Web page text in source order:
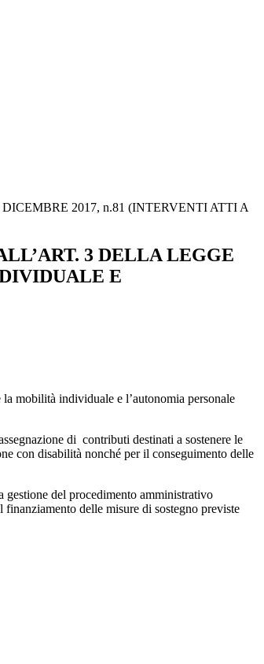
2017, n.81 (INTERVENTI ATTI A
3 DELLA LEGGE
E
mobilità individuale e l’autonomia personale
di contributi destinati a sostenere le
con disabilità nonché per il conseguimento delle
del procedimento amministrativo
delle misure di sostegno previste